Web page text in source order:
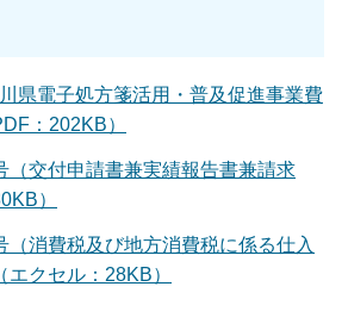
県電子処方箋活用・普及促進事業費
：202KB）
（交付申請書兼実績報告書兼請求
）
（消費税及び地方消費税に係る仕入
クセル：28KB）